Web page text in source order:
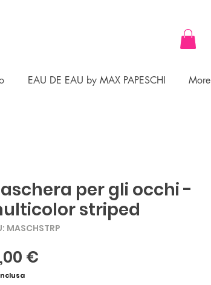
EAU DE EAU by MAX PAPESCHI More
per gli occhi -
striped
MASCHSTRP
€